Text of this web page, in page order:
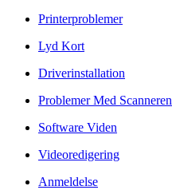
Printerproblemer
Lyd Kort
Driverinstallation
Problemer Med Scanneren
Software Viden
Videoredigering
Anmeldelse